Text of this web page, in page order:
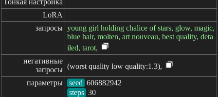
Тонкая настройка
LoRA
запросы young girl holding chalice of stars, glow, magic,
blue hair, molten, art nouveau, best quality, deta
iled, tarot,
негативные
запросы (worst quality low quality:1.3),
параметры
seed
steps